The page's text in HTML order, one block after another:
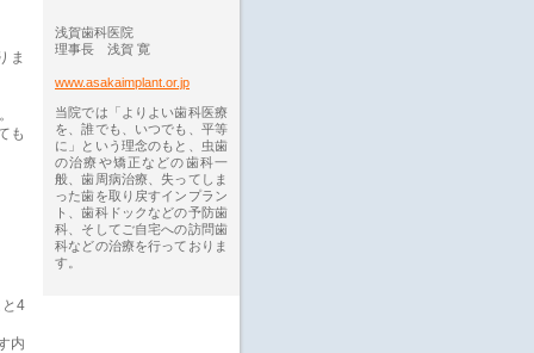
ま
も
4
内
浅賀歯科医院
理事長 浅賀 寛
www.asakaimplant.or.jp
当院では「よりよい歯科医療
を、誰でも、いつでも、平等
に」という理念のもと、虫歯
の治療や矯正などの歯科一
般、歯周病治療、失ってしま
った歯を取り戻すインプラン
ト、歯科ドックなどの予防歯
科、そしてご自宅への訪問歯
科などの治療を行っておりま
す。